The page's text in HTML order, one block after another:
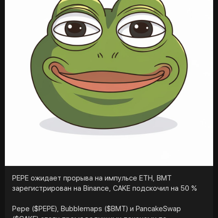
подозрительными», поскольку проводили средства
через FixedFloat и ChangeNow, две криптобиржи,
популярные у отмывателей денег.
PEPE ожидает прорыва на импульсе ETH, BMT
зарегистрирован на Binance, CAKE подскочил на 50 %
Pepe ($PEPE), Bubblemaps ($BMT) и PancakeSwap